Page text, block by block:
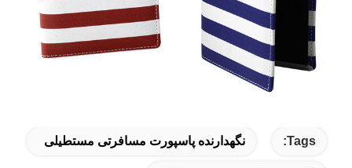
Tags: نگهدارنده پاسپورت مسافرتی مستطیلی